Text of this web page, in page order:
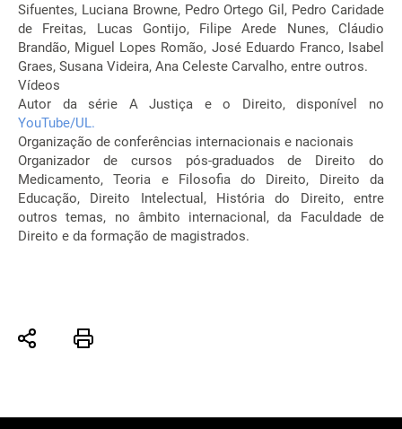
Sifuentes, Luciana Browne, Pedro Ortego Gil, Pedro Caridade
de Freitas, Lucas Gontijo, Filipe Arede Nunes, Cláudio
Brandão, Miguel Lopes Romão, José Eduardo Franco, Isabel
Graes, Susana Videira, Ana Celeste Carvalho, entre outros.
Vídeos
Autor da série A Justiça e o Direito, disponível no
YouTube/UL.
Organização de conferências internacionais e nacionais
Organizador de cursos pós-graduados de Direito do
Medicamento, Teoria e Filosofia do Direito, Direito da
Educação, Direito Intelectual, História do Direito, entre
outros temas, no âmbito internacional, da Faculdade de
Direito e da formação de magistrados.